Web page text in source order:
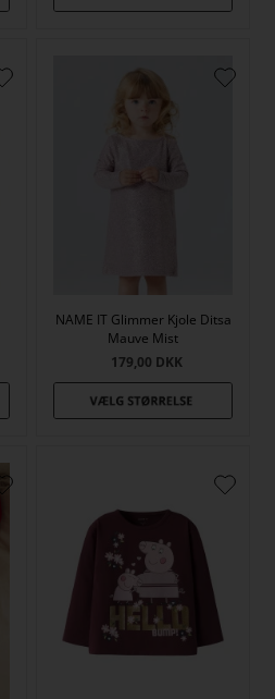
NAME IT Glimmer Kjole Ditsa
Mauve Mist
179,00 DKK